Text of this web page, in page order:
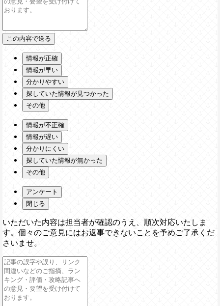
情報が正確
情報が早い
分かりやすい
探していた情報が見つかった
その他
情報が不正確
情報が遅い
分かりにくい
探していた情報が無かった
その他
アンケート
閉じる
いただいた内容は担当者が確認のうえ、順次対応いたしま
す。個々のご意見にはお返事できないことを予めご了承くだ
さいませ。